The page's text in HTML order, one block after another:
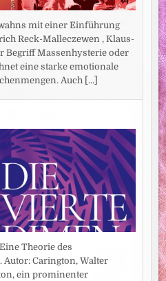
mit einer Einführung
Reck-Malleczewen , Klaus-
Begriff Massenhysterie oder
eine starke emotionale
Auch [...]
Theorie des
Carington, Walter
ein prominenter